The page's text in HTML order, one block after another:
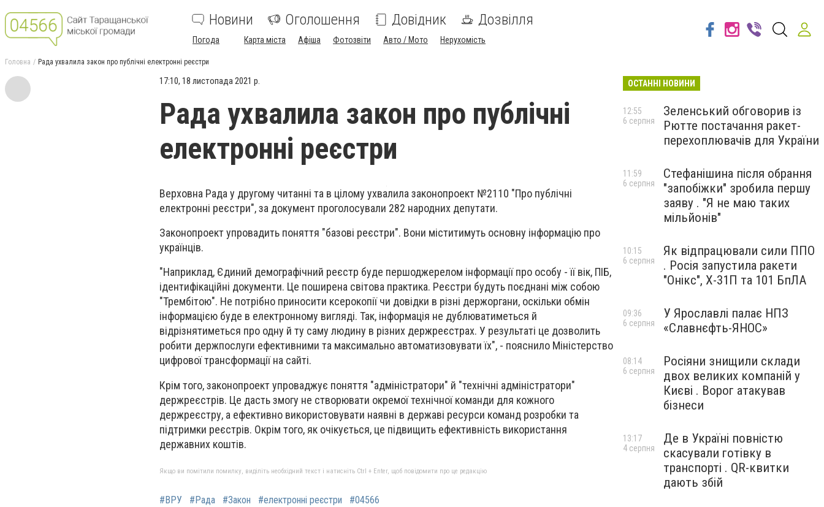
Новини Оголошення Довідник Дозвілля
Погода Карта міста Афіша Фотозвіти Авто / Мото Нерухомість
Головна Рада ухвалила закон про публічні електронні реєстри
17:10, 18 листопада 2021 р.
Рада ухвалила закон про публічні
електронні реєстри
Верховна Рада у другому читанні та в цілому ухвалила законопроект №2110 "Про публічні
електронні реєстри", за документ проголосували 282 народних депутати.
Законопроект упровадить поняття "базові реєстри". Вони міститимуть основну інформацію про
українців.
"Наприклад, Єдиний демографічний реєстр буде першоджерелом інформації про особу - її вік, ПІБ,
ідентифікаційні документи. Це поширена світова практика. Реєстри будуть поєднані між собою
"Трембітою". Не потрібно приносити ксерокопії чи довідки в різні держоргани, оскільки обмін
інформацією буде в електронному вигляді. Так, інформація не дублюватиметься й
відрізнятиметься про одну й ту саму людину в різних держреєстрах. У результаті це дозволить
робити держпослуги ефективними та максимально автоматизовувати їх", - пояснило Міністерство
цифрової трансформації на сайті.
Крім того, законопроект упроваджує поняття "адміністратори" й "технічні адміністратори"
держреєстрів. Це дасть змогу не створювати окремої технічної команди для кожного
держреєстру, а ефективно використовувати наявні в державі ресурси команд розробки та
підтримки реєстрів. Окрім того, як очікується, це підвищить ефективність використання
державних коштів.
Якщо ви помітили помилку, виділіть необхідний текст і натисніть Ctrl + Enter, щоб повідомити про це редакцію
#ВРУ #Рада #Закон #електронні реєстри #04566
ОСТАННІ НОВИНИ
Зеленський обговорив із
Рютте постачання ракет-
перехоплювачів для України
12:55
6 серпня
Стефанішина після обрання
"запобіжки" зробила першу
заяву . "Я не маю таких
мільйонів"
11:59
6 серпня
Як відпрацювали сили ППО
. Росія запустила ракети
"Онікс", Х-31П та 101 БпЛА
10:15
6 серпня
У Ярославлі палає НПЗ
«Славнєфть-ЯНОС»
09:36
6 серпня
Росіяни знищили склади
двох великих компаній у
Києві . Ворог атакував
бізнеси
08:14
6 серпня
Де в Україні повністю
скасували готівку в
транспорті . QR-квитки
дають збій
13:17
4 серпня